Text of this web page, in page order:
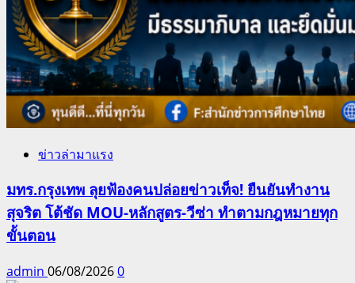
ข่าวล่ามาแรง
มทร.กรุงเทพ ลุยฟ้องคนปล่อยข่าวเท็จ! ยืนยันทำงาน
สุจริต โต้ชัด MOU-หลักสูตร-วีซ่า ทำตามกฎหมายทุก
ขั้นตอน
admin 06/08/20260